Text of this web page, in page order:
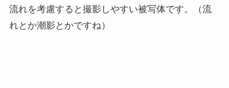
流れを考慮すると撮影しやすい被写体です。（流
れとか潮影とかですね）